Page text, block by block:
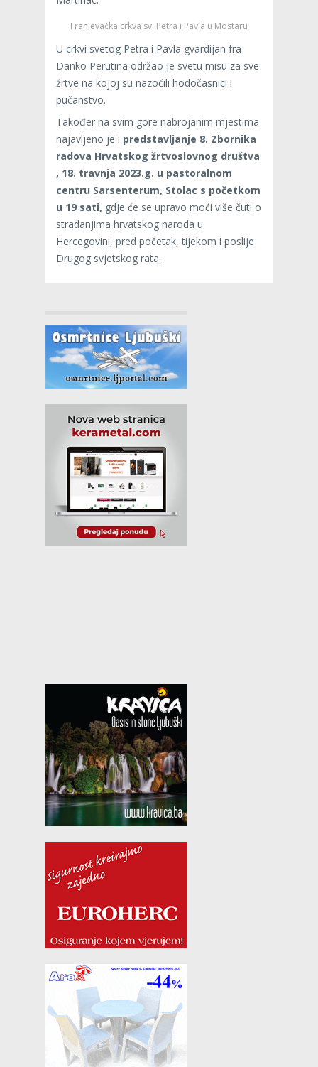
Franjevačka crkva sv. Petra i Pavla u Mostaru
U crkvi svetog Petra i Pavla gvardijan fra
Danko Perutina održao je svetu misu za sve
žrtve na kojoj su nazočili hodočasnici i
pučanstvo.
Također na svim gore nabrojanim mjestima
najavljeno je i predstavljanje 8. Zbornika
radova Hrvatskog žrtvoslovnog društva
, 18. travnja 2023.g. u pastoralnom
centru Sarsenterum, Stolac s početkom
u 19 sati, gdje će se upravo moći više čuti o
stradanjima hrvatskog naroda u
Hercegovini, pred početak, tijekom i poslije
Drugog svjetskog rata.